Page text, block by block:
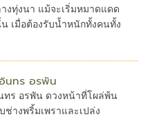
งทุ่งนา แม้จะเริ่มหมาดแดด
เมื่อต้องรับน้ำหนักทั้งคนทั้ง
นทร อรพัน
ทร อรพัน ดวงหน้าที่โผล่พ้น
างพริ้มเพราและเปล่ง